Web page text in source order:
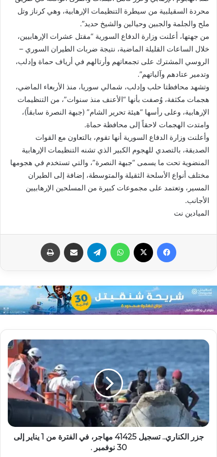
محردة السقيلبية من سيطرة التنظيمات الإرهابية، وهي كرناز وتل
ملح والجلمة والجبين وحيالين والشيخ حديد”.
من جهتها، أعلنت وزارة الدفاع السورية “مقتل عشرات الإرهابيين،
خلال الساعات القليلة الماضية، نتيجة ضربات الطيران السوري –
الروسي المشترك على تجمعاتهم وأرتالهم في أرياف حماة وإدلب،
وتدمير عتادهم وآلياتهم”.
وتشهد محافظتا حلب وإدلب، شمالي سوريا، منذ الأربعاء الماضي،
هجمات مكثفة، وُصفت بأنها “الأعنف منذ سنوات”، من التنظيمات
الإرهابية، وعلى رأسها “هيئة تحرير الشام” (جبهة النصرة سابقاً)،
وامتدت الهجمات لاحقاً إلى محافظة حماة.
وأعلنت وزارة الدفاع السورية أنها تقوم، بالتعاون مع القوات
الصديقة، بالتصدي للهجوم الكبير الذي تشنه التنظيمات الإرهابية
المنضوية تحت ما يسمى “جبهة النصرة”، والتي تستخدم في هجومها
مختلف أنواع الأسلحة الثقيلة والمتوسطة، إضافة إلى الطيران
المسير، وتعتمد على مجموعات كبيرة من المسلحين الإرهابيين
الأجانب.
الميادين نت
فيسبوك واتساب تيلقرام مشاركة عبر البريد
جزر الكناري.. تسجيل 41425 مهاجر، في الفترة من 1 يناير إلى
30 نوفمبر .